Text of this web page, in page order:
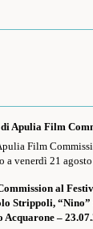
Apulia Film
Film
a venerdì 21
al
Strippoli,
–